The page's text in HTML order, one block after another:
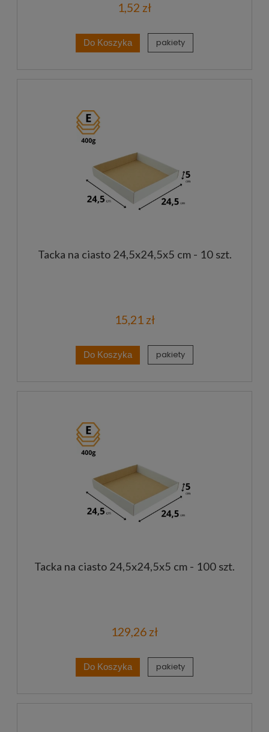
1,52 zł
Do Koszyka pakiety
Tacka na ciasto 24,5x24,5x5 cm - 10 szt.
15,21 zł
Do Koszyka pakiety
Tacka na ciasto 24,5x24,5x5 cm - 100 szt.
129,26 zł
Do Koszyka pakiety